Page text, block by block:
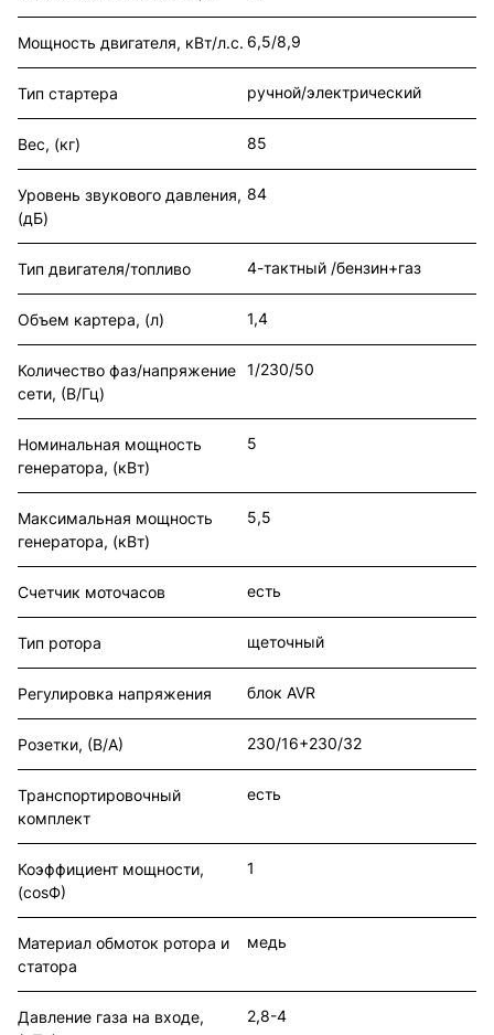
Мощность двигателя, кВт/л.с. 6,5/8,9
Тип стартера ручной/электрический
Вес, (кг) 85
Уровень звукового давления,
(дБ)
84
Тип двигателя/топливо 4-тактный /бензин+газ
Объем картера, (л) 1,4
Количество фаз/напряжение
сети, (В/Гц)
1/230/50
Номинальная мощность
генератора, (кВт)
5
Максимальная мощность
генератора, (кВт)
5,5
Счетчик моточасов есть
Тип ротора щеточный
Регулировка напряжения блок AVR
Розетки, (В/А) 230/16+230/32
Транспортировочный
комплект
есть
Коэффициент мощности,
(cosФ)
1
Материал обмоток ротора и
статора
медь
Давление газа на входе,
2,8-4